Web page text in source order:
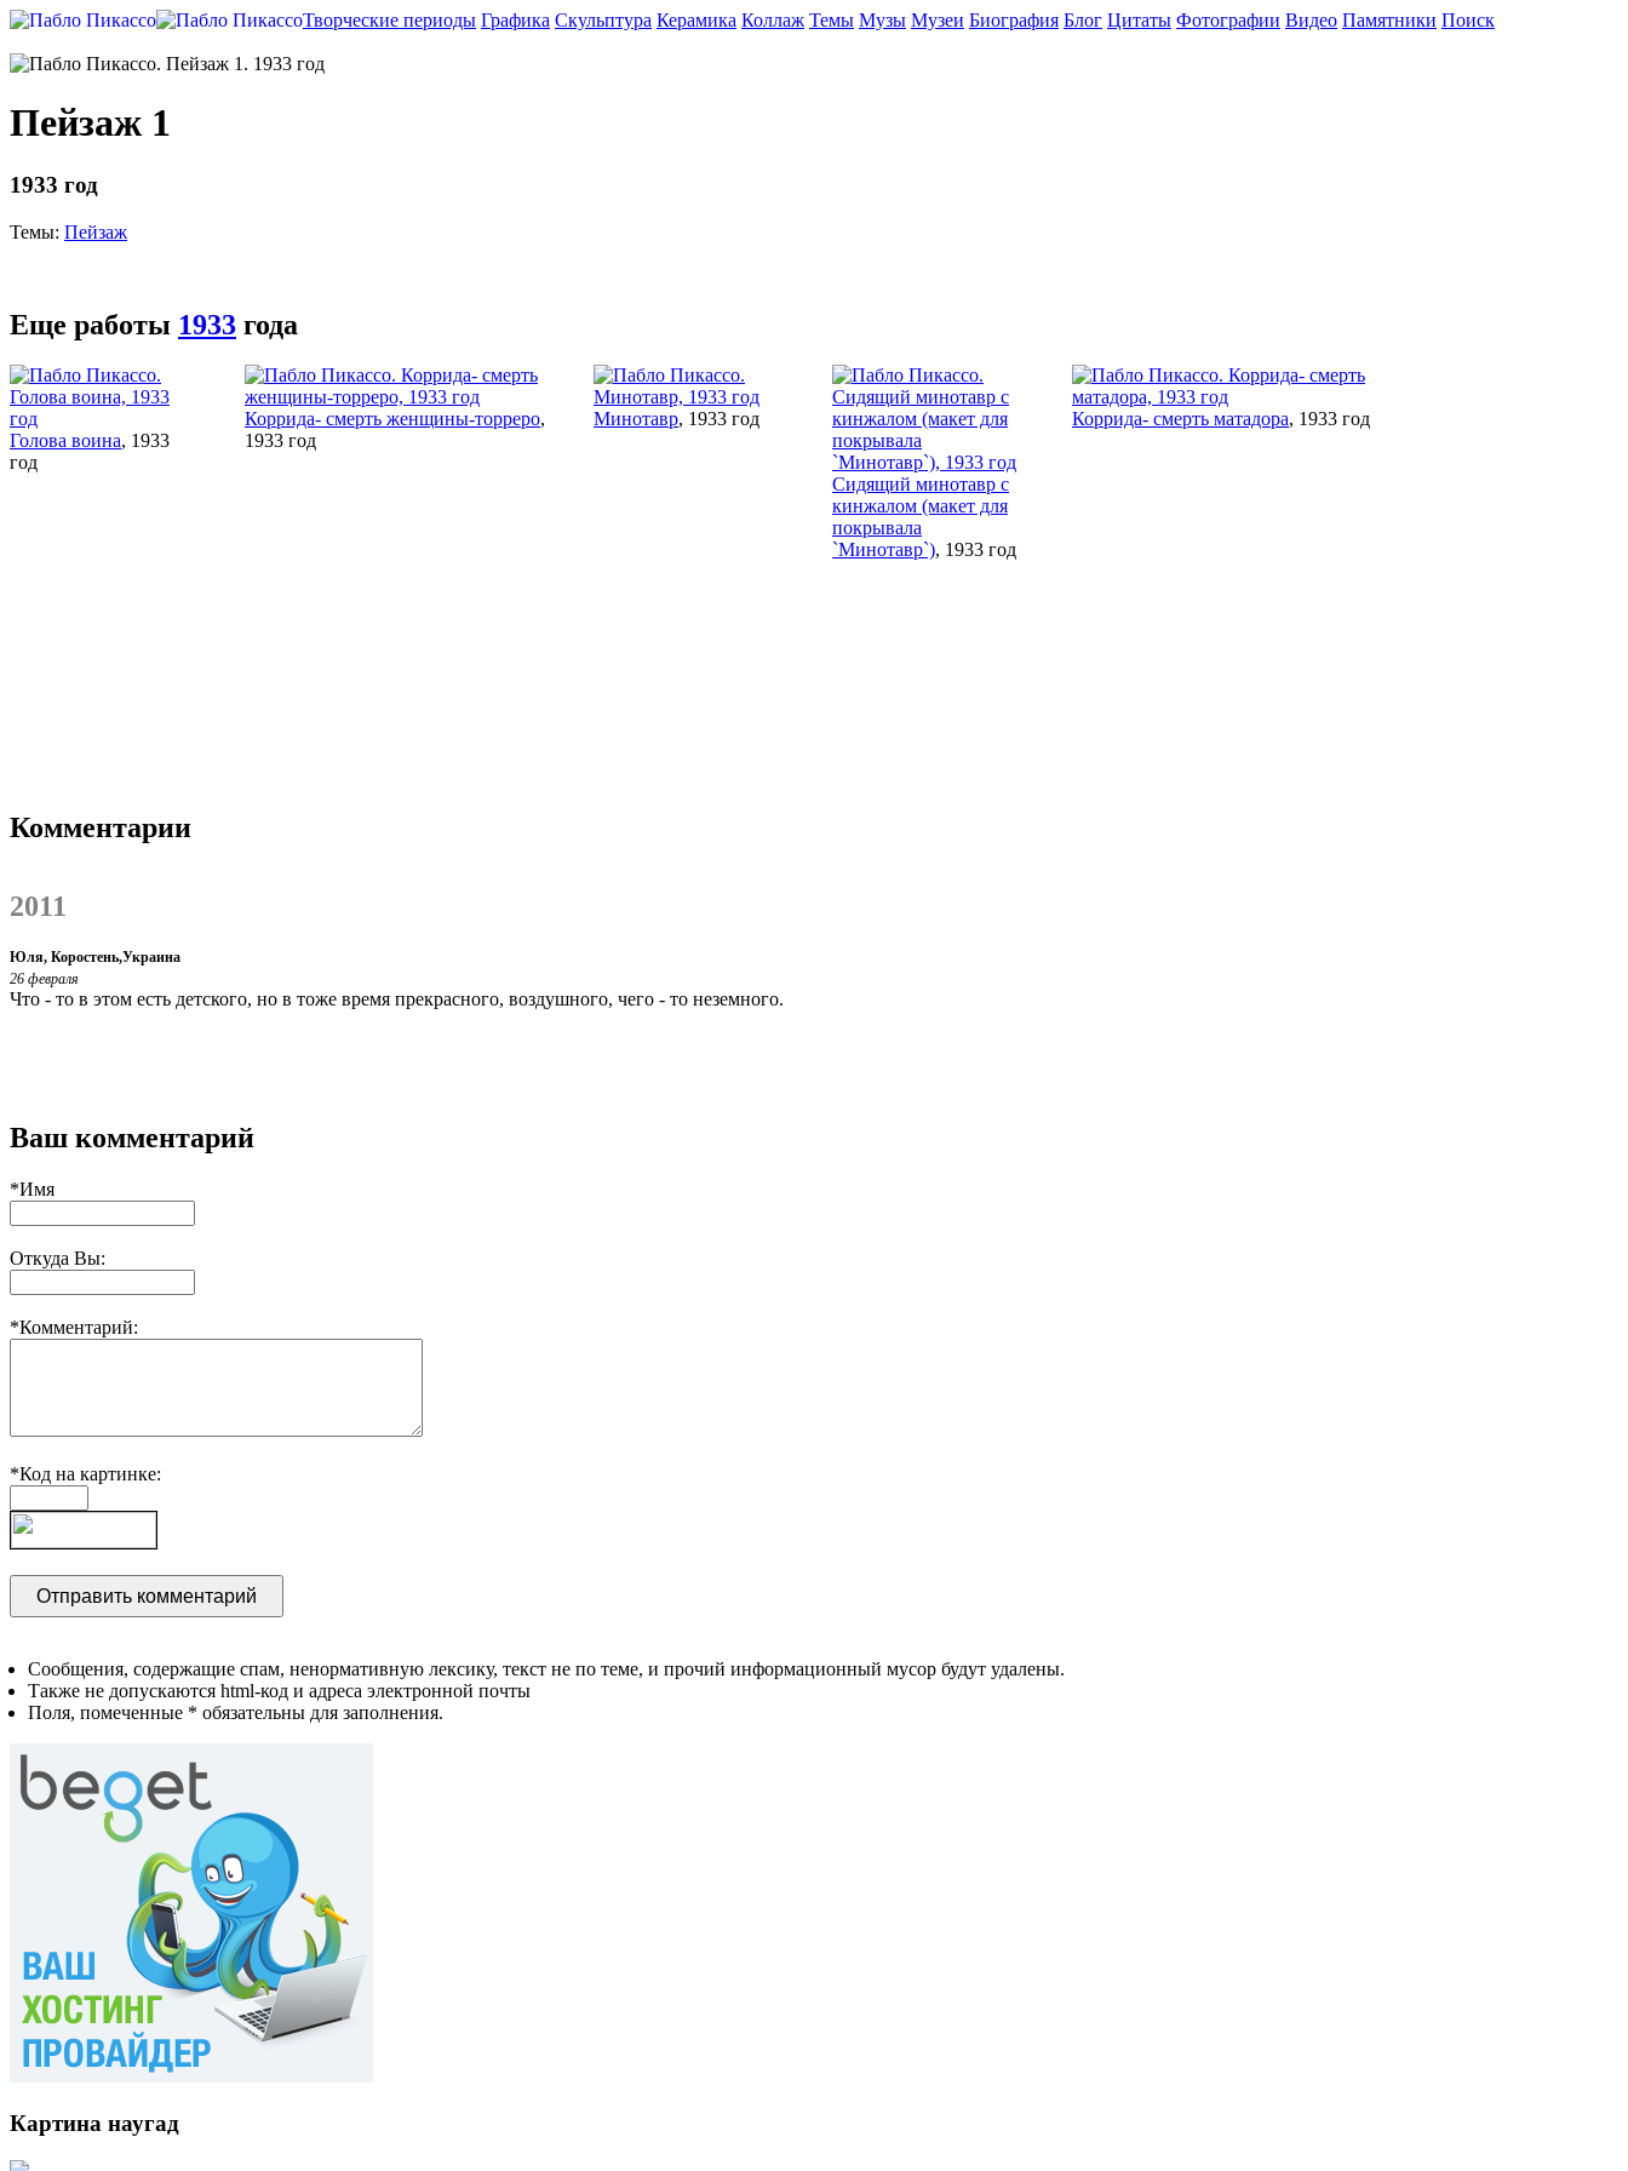
Творческие периоды Графика Скульптура Керамика Коллаж Темы Музы Музеи Биография Блог Цитаты Фотографии Видео Памятники Поиск
Пейзаж 1
1933 год
Темы: Пейзаж
Еще работы 1933 года
Голова воина, 1933
год
Коррида- смерть женщины-торреро,
1933 год
Минотавр, 1933 год
Сидящий минотавр с
кинжалом (макет для
покрывала
`Минотавр`), 1933 год
Коррида- смерть матадора, 1933 год
Комментарии
2011
Юля, Коростень,Украина
26 февраля
Что - то в этом есть детского, но в тоже время прекрасного, воздушного, чего - то неземного.
Ваш комментарий
*Имя
Откуда Вы:
*Комментарий:
*Код на картинке:
Сообщения, содержащие спам, ненормативную лексику, текст не по теме, и прочий информационный мусор будут удалены.
Также не допускаются html-код и адреса электронной почты
Поля, помеченные * обязательны для заполнения.
Картина наугад